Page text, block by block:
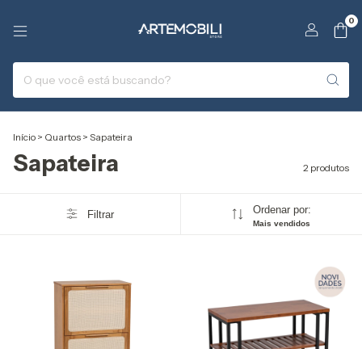
0
Início > Quartos > Sapateira
Sapateira 2 produtos
Filtrar Ordenar por:
Mais vendidos